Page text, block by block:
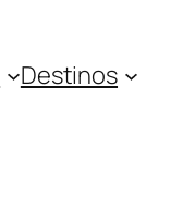
Destinos